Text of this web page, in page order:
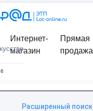
Интернет-
магазин
Прямая
продажа
Расширенный поиск